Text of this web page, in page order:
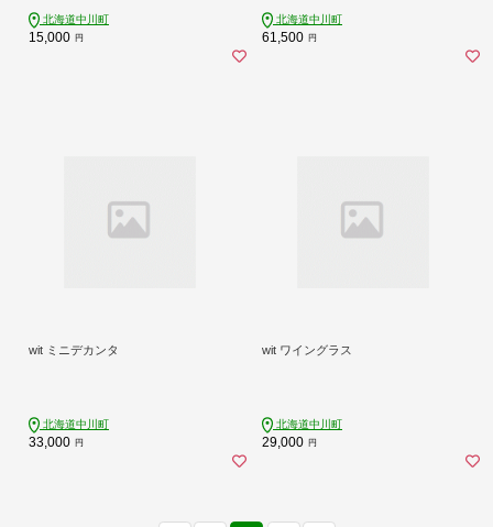
北海道中川町
15,000 円
北海道中川町
61,500 円
wit ミニデカンタ
北海道中川町
33,000 円
wit ワイングラス
北海道中川町
29,000 円